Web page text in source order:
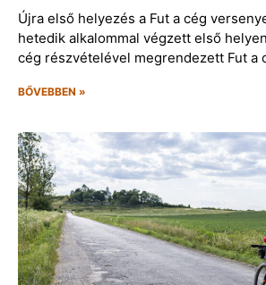
Újra első helyezés a Fut a cég
hetedik alkalommal végzett első
cég részvételével megrendezett Fut a
BŐVEBBEN »